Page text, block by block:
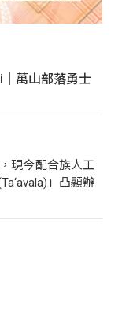
｜萬山部落勇士
現今配合族人工
」凸顯辦